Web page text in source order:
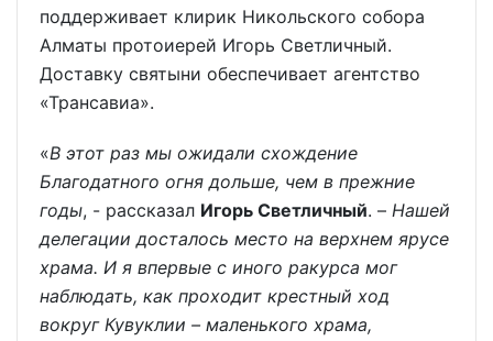
поддерживает клирик Никольского собора
Алматы протоиерей Игорь Светличный.
Доставку святыни обеспечивает агентство
«Трансавиа».
«В этот раз мы ожидали схождение
Благодатного огня дольше, чем в прежние
годы, - рассказал Игорь Светличный. – Нашей
делегации досталось место на верхнем ярусе
храма. И я впервые с иного ракурса мог
наблюдать, как проходит крестный ход
вокруг Кувуклии – маленького храма,